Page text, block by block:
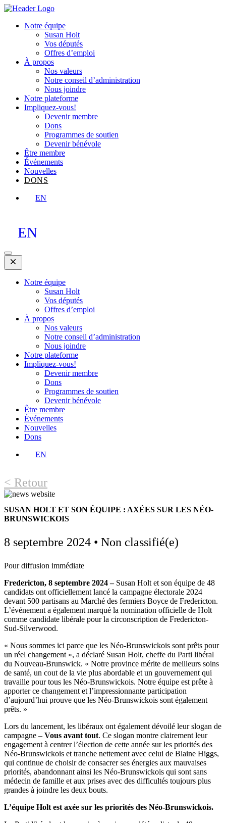
Skip
content
Homepage
Notre équipe
Susan Holt
Vos députés
Offres d’emploi
À propos
Nos valeurs
Notre conseil d’administration
Nous joindre
Notre plateforme
Impliquez-vous!
Devenir membre
Dons
Programmes de soutien
Devenir bénévole
Être membre
Événements
Nouvelles
DONS
EN
EN
Open
Mobile
Menu
Notre équipe
Susan Holt
Vos députés
Offres d’emploi
À propos
Nos valeurs
Notre conseil d’administration
Nous joindre
Notre plateforme
Impliquez-vous!
Devenir membre
Dons
Programmes de soutien
Devenir bénévole
Être membre
Événements
Nouvelles
Dons
EN
< Retour
SUSAN HOLT ET SON ÉQUIPE : AXÉES SUR LES NÉO-
BRUNSWICKOIS
8 septembre 2024 • Non classifié(e)
Pour diffusion immédiate
Fredericton, 8 septembre 2024 – Susan Holt et son équipe de 48
candidats ont officiellement lancé la campagne électorale 2024
devant 500 partisans au Marché des fermiers Boyce de Fredericton.
L’événement a également marqué la nomination officielle de Holt
comme candidate libérale pour la circonscription de Fredericton-
Sud-Silverwood.
« Nous sommes ici parce que les Néo-Brunswickois sont prêts pour
un réel changement », a déclaré Susan Holt, cheffe du Parti libéral
du Nouveau-Brunswick. « Notre province mérite de meilleurs soins
de santé, un cout de la vie plus abordable et un gouvernement qui
travaille pour tous les Néo-Brunswickois. Notre équipe est prête à
apporter ce changement et l’impressionnante participation
d’aujourd’hui prouve que les Néo-Brunswickois sont également
prêts. »
Lors du lancement, les libéraux ont également dévoilé leur slogan de
campagne – Vous avant tout. Ce slogan montre clairement leur
engagement à centrer l’élection de cette année sur les priorités des
Néo-Brunswickois et tranche nettement avec celui de Blaine Higgs,
qui continue de choisir de consacrer ses énergies aux mauvaises
priorités, abandonnant ainsi les Néo-Brunswickois qui sont sans
médecin de famille et aux prises avec des difficultés toujours plus
grandes à joindre les deux bouts.
L’équipe Holt est axée sur les priorités des Néo-Brunswickois.